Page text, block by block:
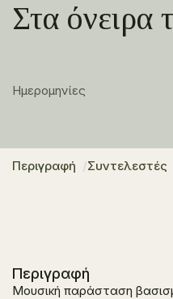
Στα όνειρα
Ημερομηνίες
Περιγραφή Συντελεστές
Περιγραφή
Μουσική παράσταση